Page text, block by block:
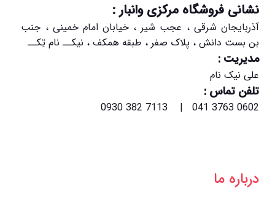
نشانی فروشگاه مرکزی وانبار :
آذربایجان شرقی ، عجب شیر ، خیابان امام خمینی ، جنب
بن بست دانش ، پلاک صفر ، طبقه همکف ، نیکــ نام تِکــ
مدیریت :
علی نیک نام
تلفن تماس :
0602 3763 041 | 7113 382 0930
درباره ما